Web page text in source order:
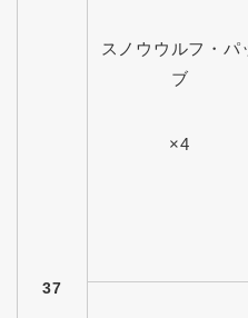
37
スノウウルフ・パ
ブ
×4